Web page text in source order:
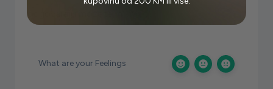
What are your Feelings